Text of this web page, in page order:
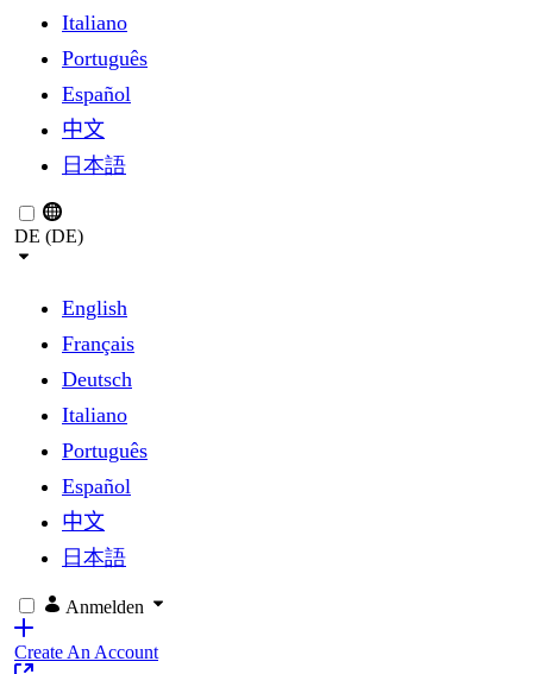
Italiano
Português
Español
中文
日本語
DE (DE)
English
Français
Deutsch
Italiano
Português
Español
中文
日本語
Anmelden
Create An Account